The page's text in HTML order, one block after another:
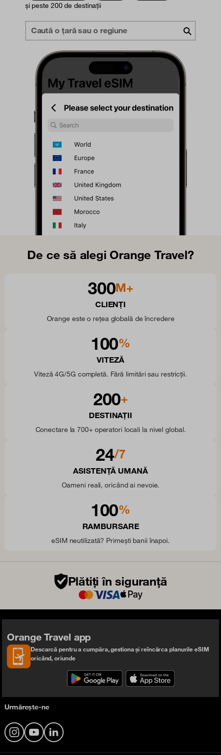
și peste 200 de destinații
De ce să alegi Orange Travel?
300M+
CLIENȚI
Orange este o rețea globală de încredere
100%
VITEZĂ
Viteză 4G/5G completă. Fără limitări sau restricții.
200+
DESTINAȚII
Conectare la 700+ operatori locali la nivel global.
24/7
ASISTENȚĂ UMANĂ
Oameni reali, oricând ai nevoie.
100%
RAMBURSARE
eSIM neutilizată? Primești banii înapoi.
Plătiți în siguranță
Orange Travel app
Descarcă pentru a cumpăra, gestiona și reîncărca planurile eSIM
oricând, oriunde
Urmărește-ne
InstagramYouTubeLinkedIn